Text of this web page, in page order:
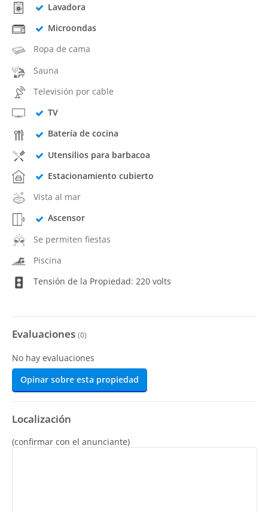
Lavadora
Microondas
Ropa de cama
Sauna
Televisión por cable
TV
Batería de cocina
Utensilios para barbacoa
Estacionamiento cubierto
Vista al mar
Ascensor
Se permiten fiestas
Piscina
Tensión de la Propiedad: 220 volts
Evaluaciones (0)
No hay evaluaciones
Opinar sobre esta propiedad
Localización
(confirmar con el anunciante)